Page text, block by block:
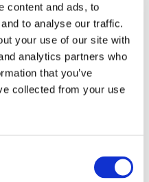
content and ads, to
to analyse our traffic.
your use of our site with
analytics partners who
that you’ve
collected from your use
BLOG
SURFACE
PIC
(MPC)
solutions. Metallic PIC